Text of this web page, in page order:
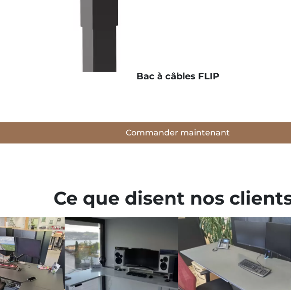
Bac à câbles FLIP
Commander maintenant
Ce que disent nos